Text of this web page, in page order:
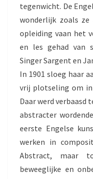
tegenwicht. De
wonderlijk zoals ze
opleiding vaan het
en les gehad van
Singer Sargent en
In 1901 sloeg haar
vrij plotseling om in
Daar werd verbaasd
abstracter
eerste Engelse
werken in
Abstract, maar
beweeglijke en